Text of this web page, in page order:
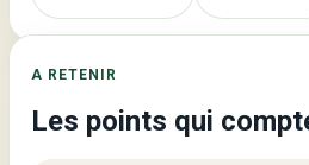
A RETENIR
Les points qui